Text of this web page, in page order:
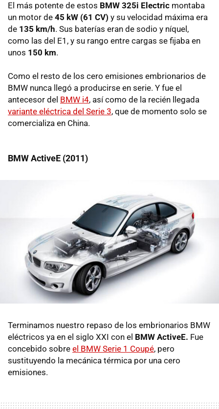
El más potente de estos BMW 325i Electric montaba
un motor de 45 kW (61 CV) y su velocidad máxima era
de 135 km/h. Sus baterías eran de sodio y níquel,
como las del E1, y su rango entre cargas se fijaba en
unos 150 km.
Como el resto de los cero emisiones embrionarios de
BMW nunca llegó a producirse en serie. Y fue el
antecesor del BMW i4, así como de la recién llegada
variante eléctrica del Serie 3, que de momento solo se
comercializa en China.
BMW ActiveE (2011)
Terminamos nuestro repaso de los embrionarios BMW
eléctricos ya en el siglo XXI con el BMW ActiveE. Fue
concebido sobre el BMW Serie 1 Coupé, pero
sustituyendo la mecánica térmica por una cero
emisiones.